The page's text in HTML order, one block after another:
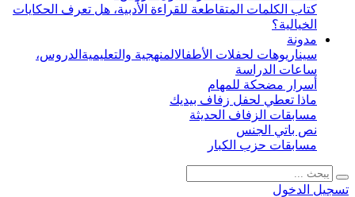
كتاب الكلمات المتقاطعة للقراءة الأدبية، هل تعرف الحكايات
الخيالية؟
مدونة
سيناريوهات لحفلات الأطفالالمنهجية والتعليمية الدروس،
ساعات الدراسة
أسرار مضحكة للمهام
ماذا تعطي لحفل زفاف بيديك
مسابقات الزفاف الحديثة
نص باتي الجنس
مسابقات حزب الكبار
تسجيل الدخول